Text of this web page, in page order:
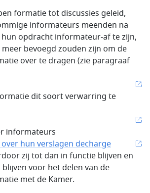
formatie tot discussies geleid,
informateurs meenden na
opdracht informateur-af te zijn,
bevoegd zouden zijn om de
over te dragen (zie paragraaf
dit soort verwarring te
informateurs
hun verslagen decharge
zij tot dan in functie blijven en
voor het delen van de
met de Kamer.